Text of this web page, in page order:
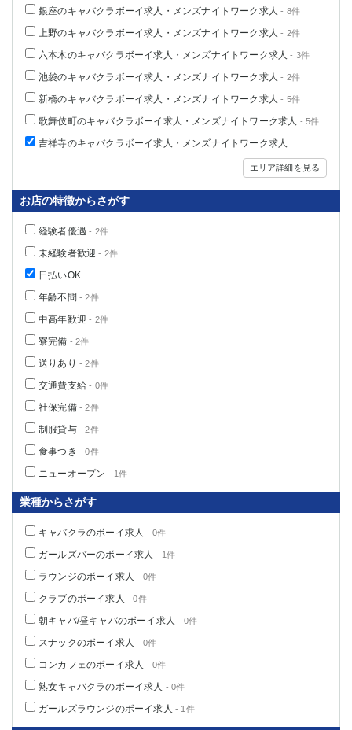
銀座のキャバクラボーイ求人・メンズナイトワーク求人 - 8件
上野のキャバクラボーイ求人・メンズナイトワーク求人 - 2件
六本木のキャバクラボーイ求人・メンズナイトワーク求人 - 3件
池袋のキャバクラボーイ求人・メンズナイトワーク求人 - 2件
新橋のキャバクラボーイ求人・メンズナイトワーク求人 - 5件
歌舞伎町のキャバクラボーイ求人・メンズナイトワーク求人 - 5件
吉祥寺のキャバクラボーイ求人・メンズナイトワーク求人
エリア詳細を見る
お店の特徴からさがす
経験者優遇 - 2件
未経験者歓迎 - 2件
日払いOK
年齢不問 - 2件
中高年歓迎 - 2件
寮完備 - 2件
送りあり - 2件
交通費支給 - 0件
社保完備- 2件
制服貸与- 2件
食事つき - 0件
ニューオープン - 1件
業種からさがす
キャバクラのボーイ求人 - 0件
ガールズバーのボーイ求人 - 1件
ラウンジのボーイ求人 - 0件
クラブのボーイ求人 - 0件
朝キャバ/昼キャバのボーイ求人 - 0件
スナックのボーイ求人 - 0件
コンカフェのボーイ求人 - 0件
熟女キャバクラのボーイ求人 - 0件
ガールズラウンジのボーイ求人 - 1件
栃木県
宇都宮
小山
東武宇都宮（宇都宮西口）
茨城県
土浦 ひたち野うしく
高崎 館林
該当求人